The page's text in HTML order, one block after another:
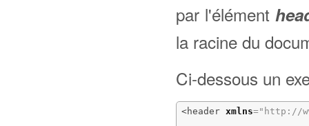
par l'élément
la racine du
Ci-dessous un
<header xmlns="http://